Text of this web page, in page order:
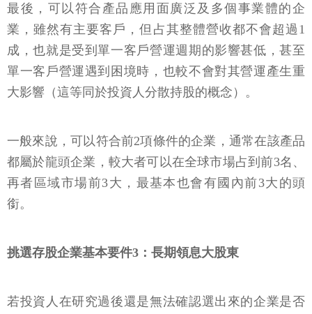
最後，可以符合產品應用面廣泛及多個事業體的企
業，雖然有主要客戶，但占其整體營收都不會超過1
成，也就是受到單一客戶營運週期的影響甚低，甚至
單一客戶營運遇到困境時，也較不會對其營運產生重
大影響（這等同於投資人分散持股的概念）。
一般來說，可以符合前2項條件的企業，通常在該產品
都屬於龍頭企業，較大者可以在全球市場占到前3名、
再者區域市場前3大，最基本也會有國內前3大的頭
銜。
挑選存股企業基本要件3：長期領息大股東
若投資人在研究過後還是無法確認選出來的企業是否